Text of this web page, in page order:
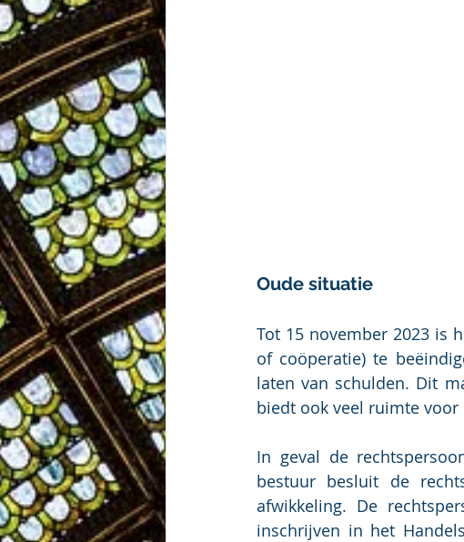
Oude situatie
Tot 15 november 2023 is
of coöperatie) te
laten van schulden. Dit
biedt ook veel ruimte
In geval de
bestuur besluit de
afwikkeling. De
inschrijven in het